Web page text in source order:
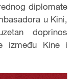
diplomate
u Kini,
doprinos
između Kine i